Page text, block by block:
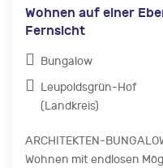
Wohnen auf einer
Fernsicht
Bungalow
Leupoldsgrün-Hof
(Landkreis)
ARCHITEKTEN-
Wohnen mit endlosen